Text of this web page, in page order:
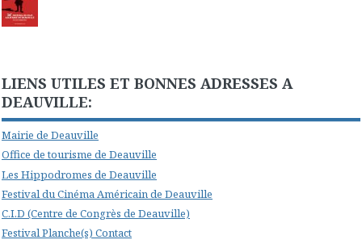
LIENS UTILES ET BONNES ADRESSES A
DEAUVILLE:
Mairie de Deauville
Office de tourisme de Deauville
Les Hippodromes de Deauville
Festival du Cinéma Américain de Deauville
C.I.D (Centre de Congrès de Deauville)
Festival Planche(s) Contact